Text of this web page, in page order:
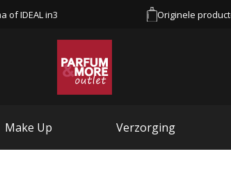
of IDEAL in3 Originele
Make Up Verzorging